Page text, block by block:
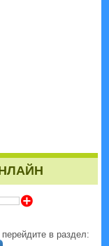
Z
в раздел: